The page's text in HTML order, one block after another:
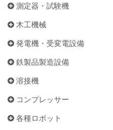
測定器・試験機
木工機械
発電機・受変電設備
鉄製品製造設備
溶接機
コンプレッサー
各種ロボット